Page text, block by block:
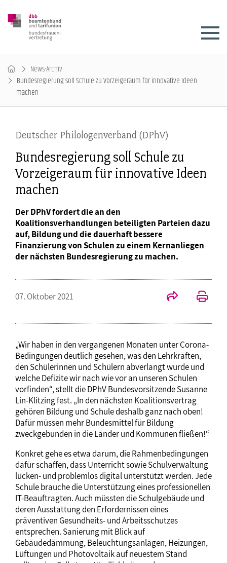
News-Archiv
Bundesregierung soll Schule zu Vorzeigeraum für innovative Ideen
machen
Deutscher Philologenverband (DPhV)
Bundesregierung soll Schule zu
Vorzeigeraum für innovative Ideen
machen
Der DPhV fordert die an den
Koalitionsverhandlungen beteiligten Parteien dazu
auf, Bildung und die dauerhaft bessere
Finanzierung von Schulen zu einem Kernanliegen
der nächsten Bundesregierung zu machen.
07. Oktober 2021
„Wir haben in den vergangenen Monaten unter Corona-
Bedingungen deutlich gesehen, was den Lehrkräften,
den Schülerinnen und Schülern abverlangt wurde und
welche Defizite wir nach wie vor an unseren Schulen
vorfinden“, stellt die DPhV Bundesvorsitzende Susanne
Lin-Klitzing fest. „In den nächsten Koalitionsvertrag
gehören Bildung und Schule deshalb ganz nach oben!
Dafür müssen mehr Bundesmittel für Bildung
zweckgebunden in die Länder und Kommunen fließen!“
Konkret gehe es etwa darum, die Rahmenbedingungen
dafür schaffen, dass Unterricht sowie Schulverwaltung
lücken- und problemlos digital unterstützt werden. Jede
Schule brauche die Unterstützung eines professionellen
IT-Beauftragten. Auch müssten die Schulgebäude und
deren Ausstattung den Erfordernissen eines
präventiven Gesundheits- und Arbeitsschutzes
entsprechen. Sanierung mit Blick auf
Gebäudedämmung, Beleuchtungsanlagen, Heizungen,
Lüftungen und Photovoltaik auf neuestem Stand